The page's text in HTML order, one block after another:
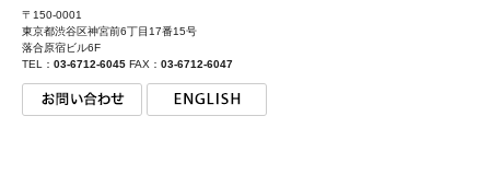
〒150-0001
東京都渋谷区神宮前6丁目17番15号
落合原宿ビル6F
TEL： 03-6712-6045 FAX： 03-6712-6047